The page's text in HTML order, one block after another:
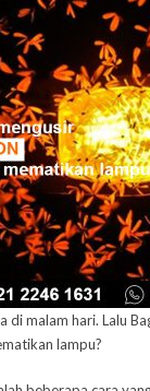
di malam hari. Lalu
lampu?